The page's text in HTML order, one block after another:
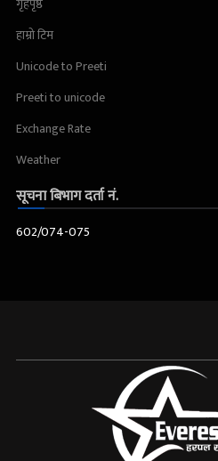
गृहपृष्ठ
हाम्रो टिम
Unicode to Preeti
Preeti to unicode
Exchange Rate
Weather
सूचना बिभाग दर्ता नं.
602/074-075